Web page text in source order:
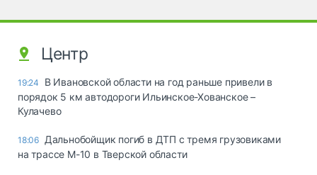
Центр
19:24
В Ивановской области на год раньше привели в
порядок 5 км автодороги Ильинское-Хованское –
Кулачево
18:06 Дальнобойщик погиб в ДТП с тремя грузовиками
на трассе М-10 в Тверской области